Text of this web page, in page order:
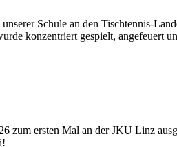
Schule an den
konzentriert gespielt, angefeuert
zum ersten Mal an der JKU Linz